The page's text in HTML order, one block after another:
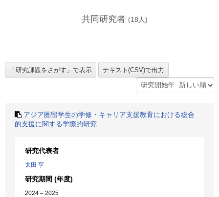
共同研究者 (18 人)
アジア圏留学生の学修・キャリア支援教育における総合
的支援に関する学際的研究
研究代表者
太田 亨
研究期間 (年度)
2024 – 2025